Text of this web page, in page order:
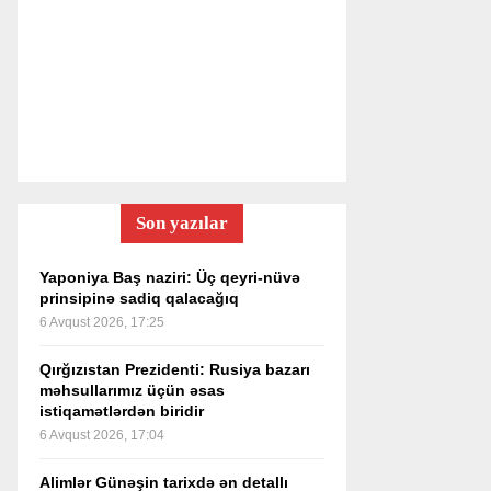
Son yazılar
Yaponiya Baş naziri: Üç qeyri-nüvə
prinsipinə sadiq qalacağıq
6 Avqust 2026, 17:25
Qırğızıstan Prezidenti: Rusiya bazarı
məhsullarımız üçün əsas
istiqamətlərdən biridir
6 Avqust 2026, 17:04
Alimlər Günəşin tarixdə ən detallı